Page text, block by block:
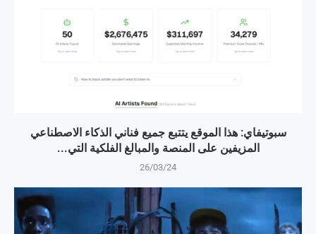
سبوتيفاي: هذا الموقع يتتبع جميع فناني الذكاء الاصطناعي
المزيفين على المنصة والمبالغ الفلكية التي...
26/03/24